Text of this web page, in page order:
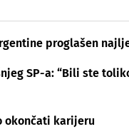
proglašen
SP-a: “Bili ste
okončati karijeru